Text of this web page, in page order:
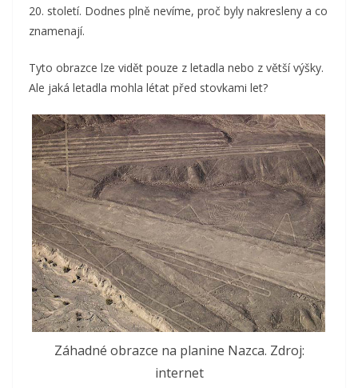
20. století. Dodnes plně nevíme, proč byly nakresleny a co
znamenají.
Tyto obrazce lze vidět pouze z letadla nebo z větší výšky.
Ale jaká letadla mohla létat před stovkami let?
Záhadné obrazce na planine Nazca. Zdroj:
internet